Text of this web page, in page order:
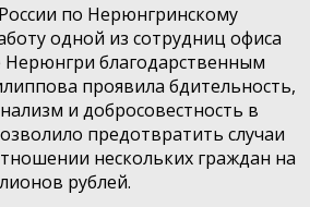
по Нерюнгринскому
одной из сотрудниц офиса
Нерюнгри благодарственным
проявила бдительность,
и добросовестность в
предотвратить случаи
нескольких граждан на
рублей.